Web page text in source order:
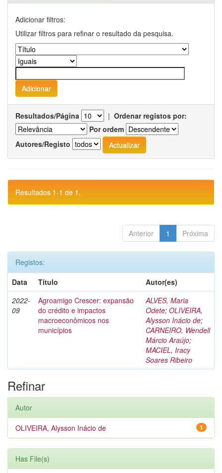
Adicionar filtros:
Utilizar filtros para refinar o resultado da pesquisa.
Resultados/Página | Ordenar registos por:
Por ordem
Autores/Registo
Resultados 1-1 de 1.
Anterior 1 Próxima
Registos:
Data
Título
Autor(es)
2022-
09
Agroamigo Crescer: expansão
do crédito e impactos
macroeconômicos nos
municípios
ALVES, Maria
Odete; OLIVEIRA,
Alysson Inácio de;
CARNEIRO, Wendell
Márcio Araújo;
MACIEL, Iracy
Soares Ribeiro
Refinar
Autor
1
OLIVEIRA, Alysson Inácio de
Has File(s)